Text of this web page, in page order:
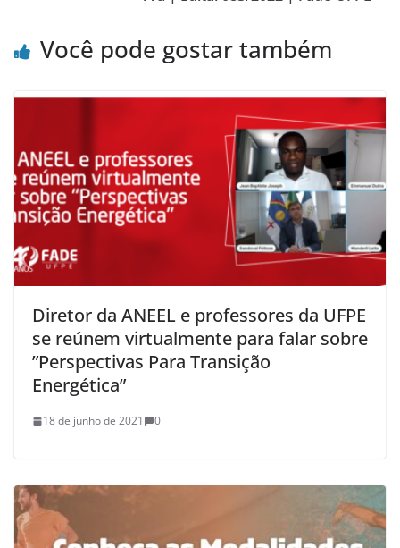
Você pode gostar também
Diretor da ANEEL e professores da UFPE
se reúnem virtualmente para falar sobre
”Perspectivas Para Transição
Energética”
18 de junho de 2021 0